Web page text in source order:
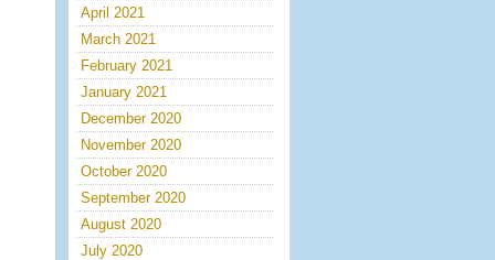
April 2021
March 2021
February 2021
January 2021
December 2020
November 2020
October 2020
September 2020
August 2020
July 2020